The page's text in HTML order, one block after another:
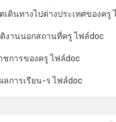
ดินทางไปต่างประเทศของครู
านนอกสถานที่ครู ไฟล์doc
การของครู ไฟล์doc
การเรียน-ร ไฟล์doc
*